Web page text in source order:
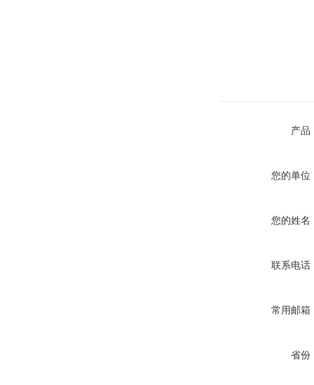
产品
您的单位
您的姓名
联系电话
常用邮箱
省份